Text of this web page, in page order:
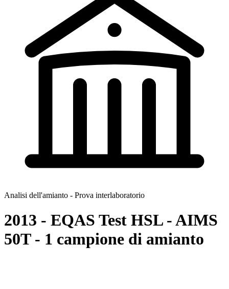
Analisi dell'amianto - Prova interlaboratorio
2013 - EQAS Test HSL - AIMS
50T - 1 campione di amianto